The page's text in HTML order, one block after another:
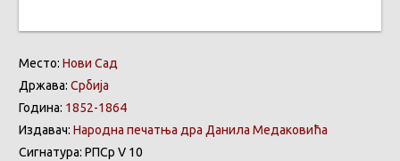
Место: Нови Сад
Држава: Србија
Година: 1852-1864
Издавач: Народна печатња дра Данила Медаковића
Сигнатура: РПСр V 10